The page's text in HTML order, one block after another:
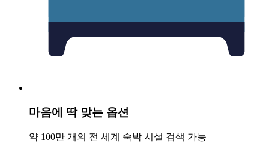
마음에 딱 맞는 옵션
약 100만 개의 전 세계 숙박 시설 검색 가능